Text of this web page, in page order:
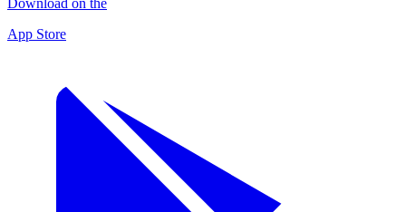
Download on the
App Store